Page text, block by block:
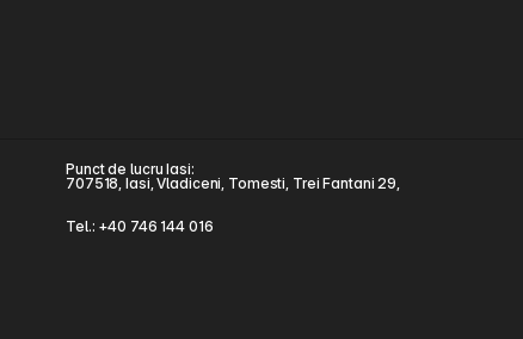
Punct de lucru Iasi:
707518, Iasi, Vladiceni, Tomesti, Trei Fantani 29,
Tel.: +40 746 144 016